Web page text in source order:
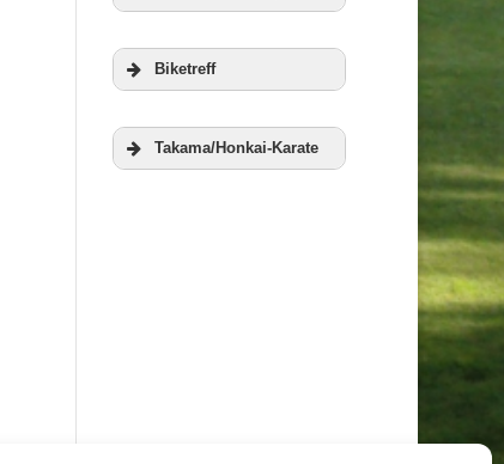
Veranstaltungen
Weitere
Informationen
Biketreff
Takama/Honkai-Karate